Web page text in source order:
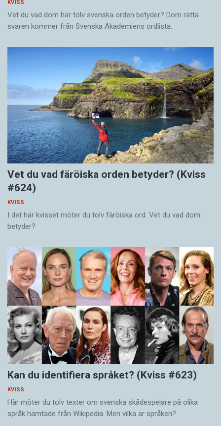
KVISS
Vet du vad dom här tolv svenska orden betyder? Dom rätta
svaren kommer från Svenska Akademiens ordlista.
Vet du vad färöiska orden betyder? (Kviss
#624)
KVISS
I det här kvisset möter du tolv färöiska ord. Vet du vad dom
betyder?
Kan du identifiera språket? (Kviss #623)
KVISS
Här möter du tolv texter om svenska skådespelare på olika
språk hämtade från Wikipedia. Men vilka är språken?